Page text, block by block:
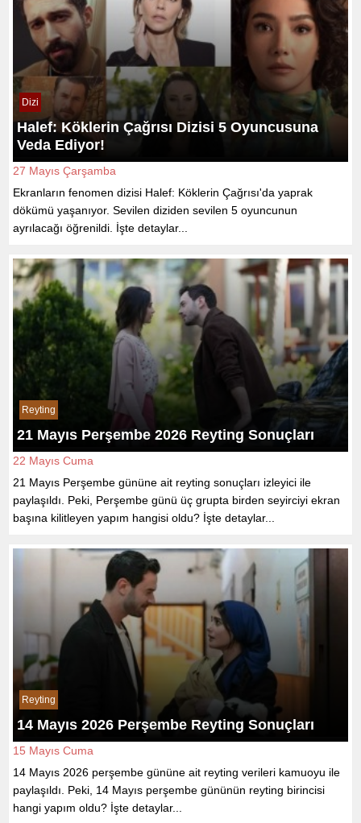
Dizi
Halef: Köklerin Çağrısı Dizisi 5 Oyuncusuna
Veda Ediyor!
27 Mayıs Çarşamba
Ekranların fenomen dizisi Halef: Köklerin Çağrısı'da yaprak
dökümü yaşanıyor. Sevilen diziden sevilen 5 oyuncunun
ayrılacağı öğrenildi. İşte detaylar...
Reyting
21 Mayıs Perşembe 2026 Reyting Sonuçları
22 Mayıs Cuma
21 Mayıs Perşembe gününe ait reyting sonuçları izleyici ile
paylaşıldı. Peki, Perşembe günü üç grupta birden seyirciyi ekran
başına kilitleyen yapım hangisi oldu? İşte detaylar...
Reyting
14 Mayıs 2026 Perşembe Reyting Sonuçları
15 Mayıs Cuma
14 Mayıs 2026 perşembe gününe ait reyting verileri kamuoyu ile
paylaşıldı. Peki, 14 Mayıs perşembe gününün reyting birincisi
hangi yapım oldu? İşte detaylar...